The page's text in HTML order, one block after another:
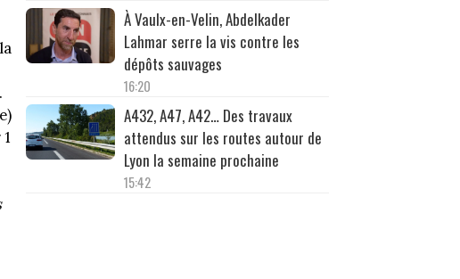
À Vaulx-en-Velin, Abdelkader
Lahmar serre la vis contre les
dépôts sauvages
16:20
A432, A47, A42… Des travaux
attendus sur les routes autour de
Lyon la semaine prochaine
15:42